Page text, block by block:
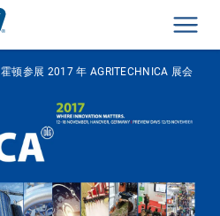
霍顿参展 2017 年 AGRITECHNICA 展会